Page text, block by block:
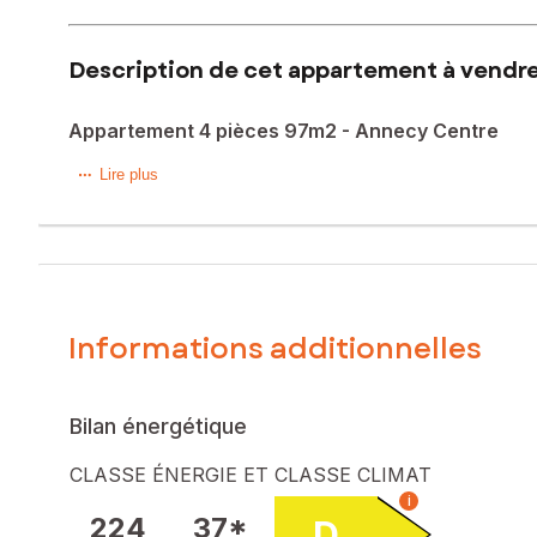
Description de cet appartement à
Appartement 4 pièces 97m2 - Annecy Centre
À proximité immédiate du centre-ville d’Annecy et de la
une disposant également d’un accès extérieur, une salle
Grâce à sa surface généreuse, son potentiel et sa
Le bien comprend 2 lots, et il est situé dans une
pas l'objet d'une procédure citée à l'article L. 721-1 du
Lire plus
Informations additionnelles
Bilan énergétique
CLASSE ÉNERGIE ET CLASSE CLIMAT
224 37*
i